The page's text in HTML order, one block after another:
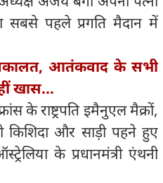
सबसे पहले प्रगति मैदान में
आतंकवाद के सभी
खास...
के राष्ट्रपति इमैनुएल मैक्रों,
किशिदा और साड़ी पहने हुए
के प्रधानमंत्री एंथनी